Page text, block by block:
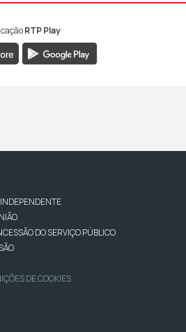
1
Antena 1
Antena 1
RTP Play
DO SERVIÇO PÚBLICO
DE COOKIES